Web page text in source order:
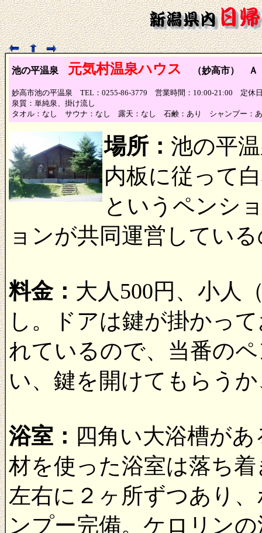
池の平温泉 元気村温泉ハウス （妙高市） Ａ
妙高市池の平温泉 TEL：0255-86-3779 営業時間：10:00-21:00 定休
泉質：単純泉、掛け流し
タオル：なし サウナ：なし 露天：なし 石鹸：あり シャンプー：
場所： 池の平
内板に従って
というペンシ
ョンが共同運営してい
料金： 大人500円、小人
し。ドアは鍵が掛かっ
れているので、当番の
い、鍵を開けてもらう
浴室： 四角い大浴槽が
材を使った浴室は落ち
左右に２ヶ所ずつあり
ンプー完備。ケロリン